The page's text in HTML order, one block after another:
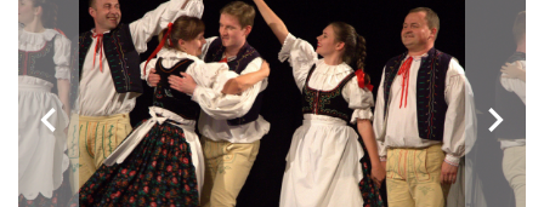
chevron_left chevron_right